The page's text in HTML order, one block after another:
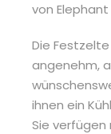
von
Die
angenehm,
ihnen ein
Sie